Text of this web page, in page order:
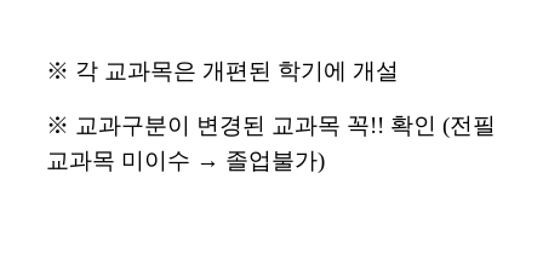
※ 각 교과목은 개편된 학기에 개설
※ 교과구분이 변경된 교과목 꼭!! 확인 (전필
교과목 미이수 → 졸업불가)